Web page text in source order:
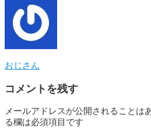
おじさん
コメントを残す
メールアドレスが公開されることは
る欄は必須項目です